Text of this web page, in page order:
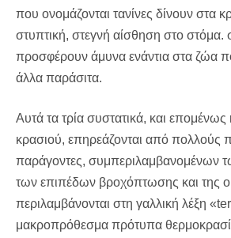
που ονομάζονται τανίνες δίνουν στα
στυπτική, στεγνή αίσθηση στο στόμα.
προσφέρουν άμυνα ενάντια στα ζώα
άλλα παράσιτα.
Αυτά τα τρία συστατικά, και
κρασιού, επηρεάζονται από πολλούς
παράγοντες, συμπεριλαμβανομένων
των επιπέδων βροχόπτωσης και της
περιλαμβάνονται στη γαλλική λέξη
μακροπρόθεσμα πρότυπα